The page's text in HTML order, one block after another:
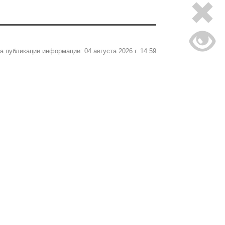
публикации информации: 04 августа 2026 г. 14:59